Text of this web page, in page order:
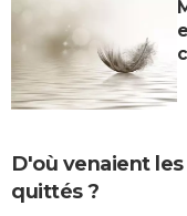
D'où venaient
quittés ?